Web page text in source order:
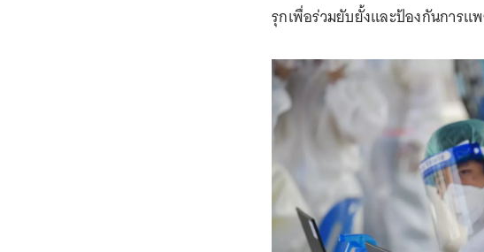
รุกเพื่อร่วมยับยั้งและป้องกันการแ